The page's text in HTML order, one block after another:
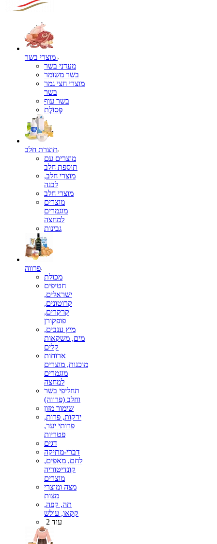
מעדני בשר
בשר משומר
מוצרי חצי גמר
בשר
בשר עוף
פְּסוֹלֶת
תוצרת חלב
מוצרים עם
תוספת חלב
מוצרי חלב,
לבנה
מוצרי חלב
מוצרים
מוגמרים
למחצה
גבינות
פרווה
מכולת
חטיפים
ישראלים,
קרוטונים,
קרקרים,
פופקורן
מיץ ענבים,
מים, משקאות
קלים
ארוחות
מוכנות, מוצרים
מוגמרים
למחצה
תחליפי בשר
וחלב (פרווה)
שימור מזון
ירקות, פרות,
פרותי יער,
פטריות
דגים
דברי-מתיקה
לחם, מאפים,
קונדיטוריה
מוצרים
מצה ומוצרי
מצות
תה, קפה,
קקאו, עולש
עוד 2